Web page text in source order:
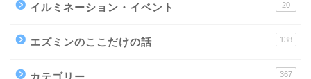
イルミネーション・イベント 20
エズミンのここだけの話 138
カテゴリー 367